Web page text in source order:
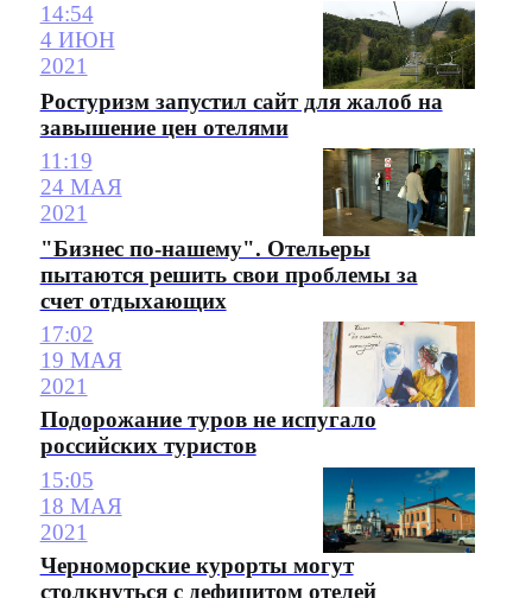
14:54
4 ИЮН
2021
Ростуризм запустил сайт для жалоб на
завышение цен отелями
11:19
24 МАЯ
2021
"Бизнес по-нашему". Отельеры
пытаются решить свои проблемы за
счет отдыхающих
17:02
19 МАЯ
2021
Подорожание туров не испугало
российских туристов
15:05
18 МАЯ
2021
Черноморские курорты могут
столкнуться с дефицитом отелей